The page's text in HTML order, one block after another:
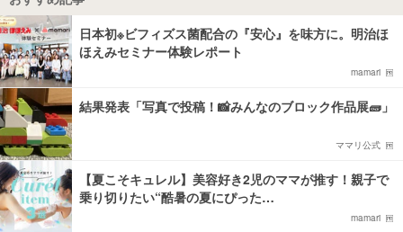
日本初※ビフィズス菌配合の『安心』を味方に。明治ほ
ほえみセミナー体験レポート
mamari
結果発表「写真で投稿！📸みんなのブロック作品展🧱」
ママリ公式
【夏こそキュレル】美容好き2児のママが推す！親子で
乗り切りたい“酷暑の夏にぴった…
mamari